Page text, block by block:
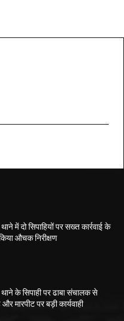
में दो सिपाहियों पर सख्त कार्रवाई के
औचक निरीक्षण
के सिपाही पर ढाबा संचालक से
मारपीट पर बड़ी कार्यवाही